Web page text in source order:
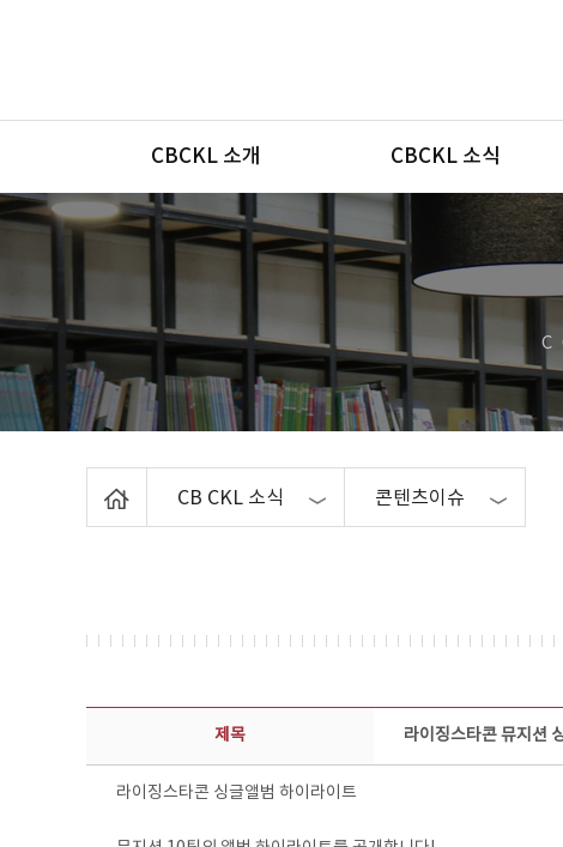
메뉴
CBCKL 소개 CBCKL 소식
CB CKL 소식 콘텐츠이슈
콘텐츠이슈 상세보기 - 제목, 담당부서, 담당자, 담당연락처, 내용, 첨부파일 정보 제공
제목 라이징스타콘 뮤지션
라이징스타콘 싱글앨범 하이라이트